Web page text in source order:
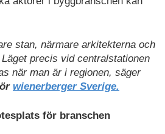
stan, närmare arkitekterna och
precis vid centralstationen
när man är i regionen, säger
wienerberger Sverige.
för branschen